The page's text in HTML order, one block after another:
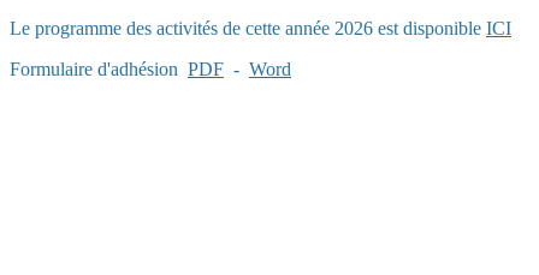
Le programme des activités de cette année 2026 est disponible ICI
Formulaire d'adhésion PDF - Word